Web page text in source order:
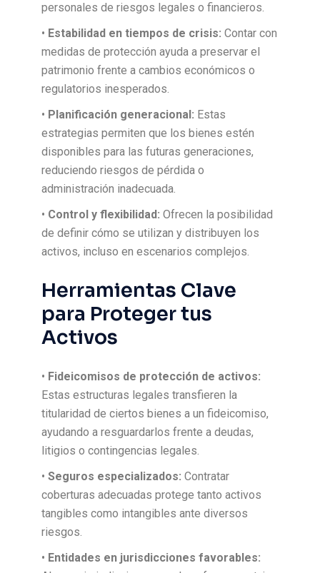
personales de riesgos legales o financieros.
• Estabilidad en tiempos de crisis: Contar con
medidas de protección ayuda a preservar el
patrimonio frente a cambios económicos o
regulatorios inesperados.
• Planificación generacional: Estas
estrategias permiten que los bienes estén
disponibles para las futuras generaciones,
reduciendo riesgos de pérdida o
administración inadecuada.
• Control y flexibilidad: Ofrecen la posibilidad
de definir cómo se utilizan y distribuyen los
activos, incluso en escenarios complejos.
Herramientas Clave
para Proteger tus
Activos
• Fideicomisos de protección de activos:
Estas estructuras legales transfieren la
titularidad de ciertos bienes a un fideicomiso,
ayudando a resguardarlos frente a deudas,
litigios o contingencias legales.
•Seguros especializados: Contratar
coberturas adecuadas protege tanto activos
tangibles como intangibles ante diversos
riesgos.
• Entidades en jurisdicciones favorables: